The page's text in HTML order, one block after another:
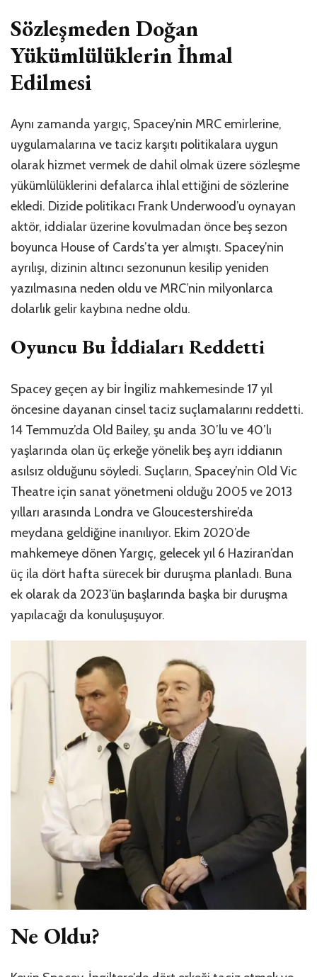
Sözleşmeden Doğan
Yükümlülüklerin İhmal
Edilmesi
Aynı zamanda yargıç, Spacey’nin MRC emirlerine,
uygulamalarına ve taciz karşıtı politikalara uygun
olarak hizmet vermek de dahil olmak üzere sözleşme
yükümlülüklerini defalarca ihlal ettiğini de sözlerine
ekledi. Dizide politikacı Frank Underwood’u oynayan
aktör, iddialar üzerine kovulmadan önce beş sezon
boyunca House of Cards’ta yer almıştı. Spacey’nin
ayrılışı, dizinin altıncı sezonunun kesilip yeniden
yazılmasına neden oldu ve MRC’nin milyonlarca
dolarlık gelir kaybına nedne oldu.
Oyuncu Bu İddiaları Reddetti
Spacey geçen ay bir İngiliz mahkemesinde 17 yıl
öncesine dayanan cinsel taciz suçlamalarını reddetti.
14 Temmuz’da Old Bailey, şu anda 30’lu ve 40’lı
yaşlarında olan üç erkeğe yönelik beş ayrı iddianın
asılsız olduğunu söyledi. Suçların, Spacey’nin Old Vic
Theatre için sanat yönetmeni olduğu 2005 ve 2013
yılları arasında Londra ve Gloucestershire’da
meydana geldiğine inanılıyor. Ekim 2020’de
mahkemeye dönen Yargıç, gelecek yıl 6 Haziran’dan
üç ila dört hafta sürecek bir duruşma planladı. Buna
ek olarak da 2023’ün başlarında başka bir duruşma
yapılacağı da konuluşuşuyor.
Ne Oldu?